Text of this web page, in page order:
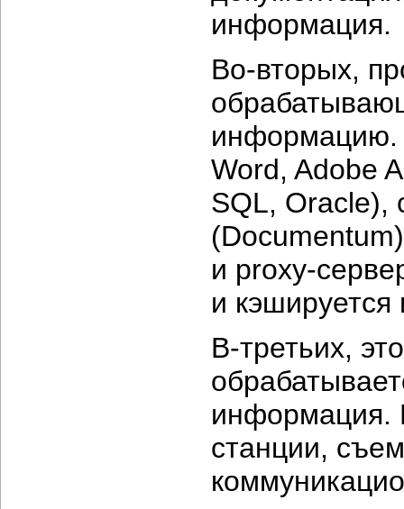
информация.
Во-вторых,
информацию.
Word, Adobe
SQL, Oracle),
и proxy-
и
В-третьих,
информация.
станции,